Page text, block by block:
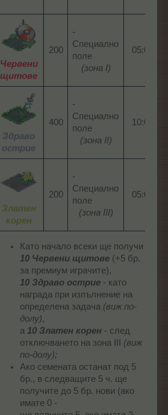
Червени
щитове
200​
-
Специално
поле
(зона I)
05:00​
Здраво
острие
400​
-
Специално
поле
(зона II)
10:00​
Златен
корен
200​
-
Специално
поле
(зона III)
05:00​
Като начало всеки ще получи
10 Червени щитове (+5 бр.
за премиум играчите),
10 Здраво острие - като
награда при изпълнение на
определена задача (виж по-
долу),
а 10 Златен корен - след
отключването на зона III (виж
по-долу);
Ако семената останат под 5
бр., в следващите 5 ч. ще
получите до 5 бр. нови (ако
имате 0 -